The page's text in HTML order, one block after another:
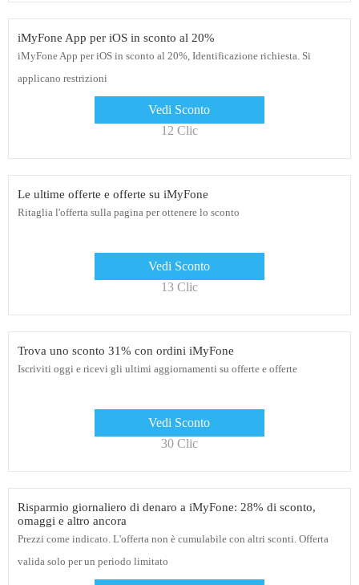
iMyFone App per iOS in sconto al 20%
iMyFone App per iOS in sconto al 20%, Identificazione richiesta. Si
applicano restrizioni
Vedi Sconto
12 Clic
Le ultime offerte e offerte su iMyFone
Ritaglia l'offerta sulla pagina per ottenere lo sconto
Vedi Sconto
13 Clic
Trova uno sconto 31% con ordini iMyFone
Iscriviti oggi e ricevi gli ultimi aggiornamenti su offerte e offerte
Vedi Sconto
30 Clic
Risparmio giornaliero di denaro a iMyFone: 28% di sconto,
omaggi e altro ancora
Prezzi come indicato. L'offerta non è cumulabile con altri sconti. Offerta
valida solo per un periodo limitato